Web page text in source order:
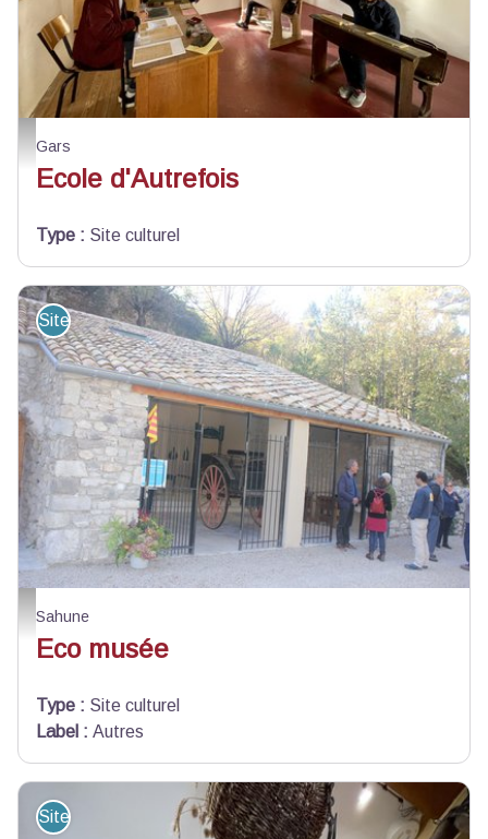
Ecole - D. MATTEOLI
Gars
Ecole d'Autrefois
Type : Site culturel
Vue extérieure du musée - JMB
Site de visite
Sahune
Eco musée
Type : Site culturel
Label : Autres
Site de visite